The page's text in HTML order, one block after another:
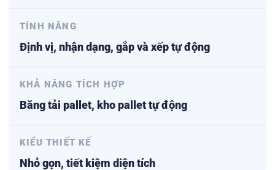
TÍNH NĂNG
Định vị, nhận dạng, gắp và xếp tự động
KHẢ NĂNG TÍCH HỢP
Băng tải pallet, kho pallet tự động
KIỂU THIẾT KẾ
Nhỏ gọn, tiết kiệm diện tích